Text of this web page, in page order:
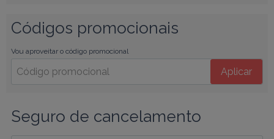
Códigos promocionais
Vou aproveitar o código promocional
Aplicar
Seguro de cancelamento